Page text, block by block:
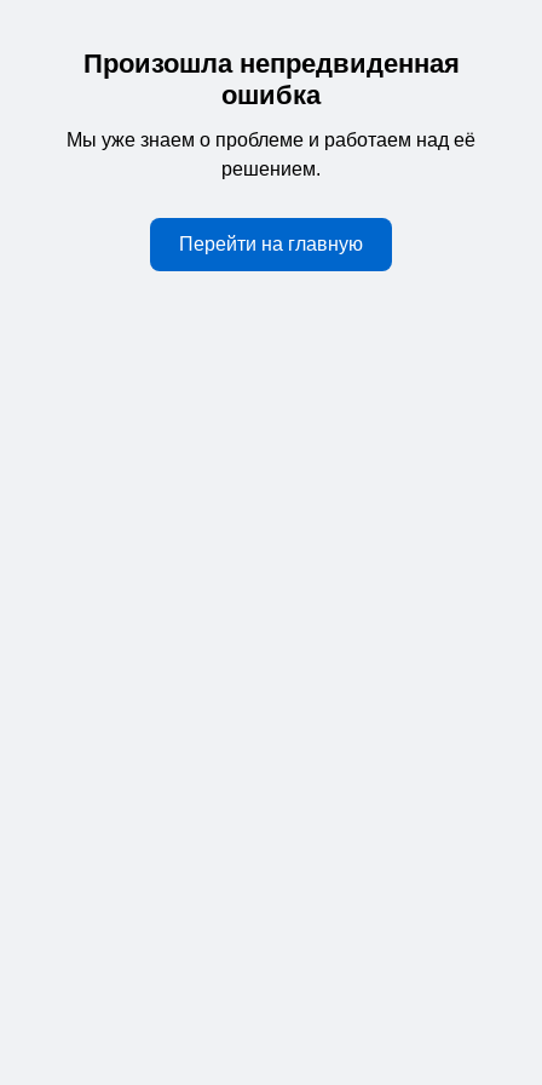
Произошла непредвиденная
ошибка
Мы уже знаем о проблеме и работаем над её
решением.
Перейти на главную